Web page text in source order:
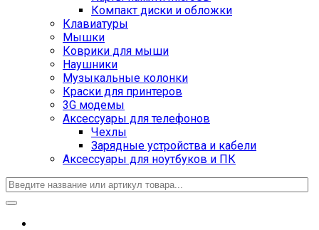
Компакт диски и обложки
Клавиатуры
Мышки
Коврики для мыши
Наушники
Музыкальные колонки
Краски для принтеров
3G модемы
Аксессуары для телефонов
Чехлы
Зарядные устройства и кабели
Аксессуары для ноутбуков и ПК